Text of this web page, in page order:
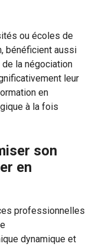
ou écoles de
bénéficient aussi
la négociation
leur
en
à la fois
son
en
professionnelles
dynamique et